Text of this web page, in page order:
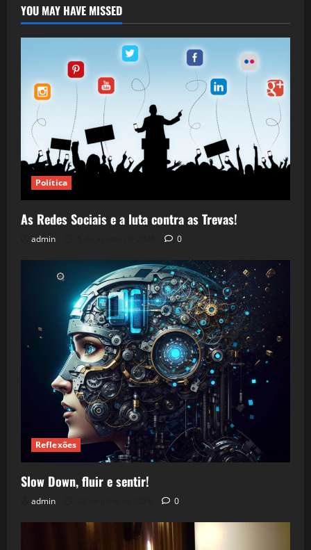
YOU MAY HAVE MISSED
Política
As Redes Sociais e a luta contra as Trevas!
admin 0
Reflexões
Slow Down, fluir e sentir!
admin 0